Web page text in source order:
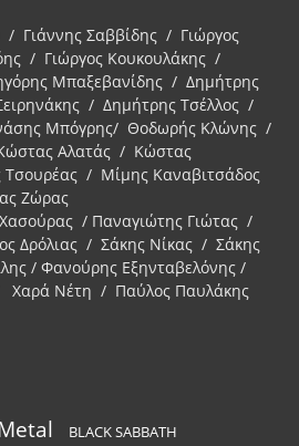
/ Γιάννης Σαββίδης / Γιώργος
/ Γιώργος Κουκουλάκης /
Μπαξεβανίδης / Δημήτρης
/ Δημήτρης Τσέλλος /
Μπόγρης/ Θοδωρής Κλώνης /
Αλατάς / Κώστας
Τσουρέας / Μίμης Καναβιτσάδος
Ζώρας
/ Παναγιώτης Γιώτας /
Δρόλιας / Σάκης Νίκας / Σάκης
/ Φανούρης Εξηνταβελόνης /
Χαρά Νέτη / Παύλος Παυλάκης
BLACK SABBATH